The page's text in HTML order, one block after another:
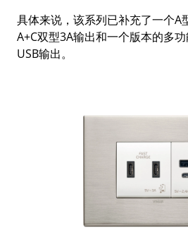
具体来说，该系列已补充了一个A
A+C双型3A输出和一个版本的多
USB输出。